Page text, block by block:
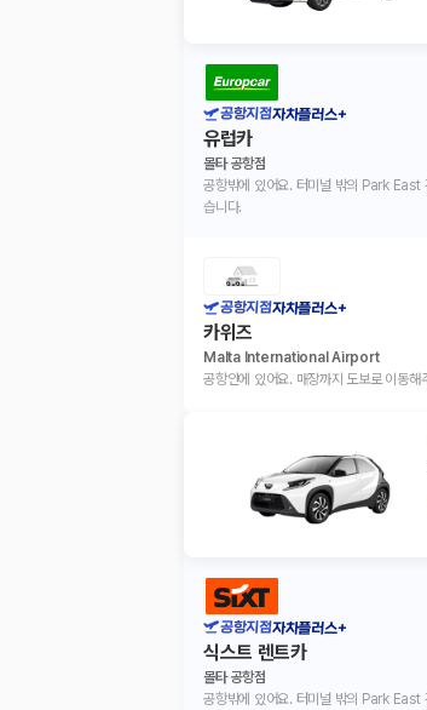
공항지점자차플러스+
유럽카
몰타 공항점
공항밖에 있어요. 터미널 밖의 Park East
습니다.
공항지점자차플러스+
카위즈
Malta International Airport
공항안에 있어요. 매장까지 도보로 이동해
공항지점자차플러스+
식스트 렌트카
몰타 공항점
공항밖에 있어요. 터미널 밖의 Park East